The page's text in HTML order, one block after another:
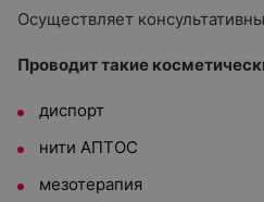
Осуществляет
Проводит такие
диспорт
нити АПТОС
мезотерапия